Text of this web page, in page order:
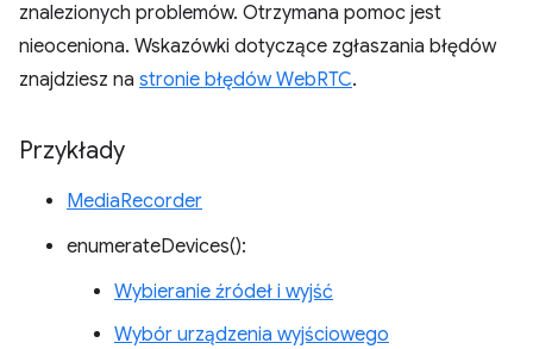
znalezionych problemów. Otrzymana pomoc jest
nieoceniona. Wskazówki dotyczące zgłaszania błędów
znajdziesz na stronie błędów WebRTC.
Przykłady
MediaRecorder
enumerateDevices():
Wybieranie źródeł i wyjść
Wybór urządzenia wyjściowego